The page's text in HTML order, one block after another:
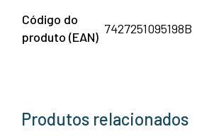
Código do
produto (EAN)
7427251095198B
Produtos relacionados